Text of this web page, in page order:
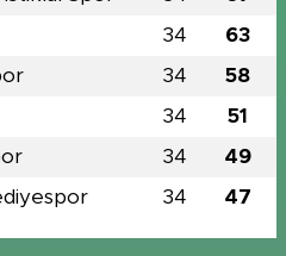
34 63
34 58
34 51
34 49
34 47